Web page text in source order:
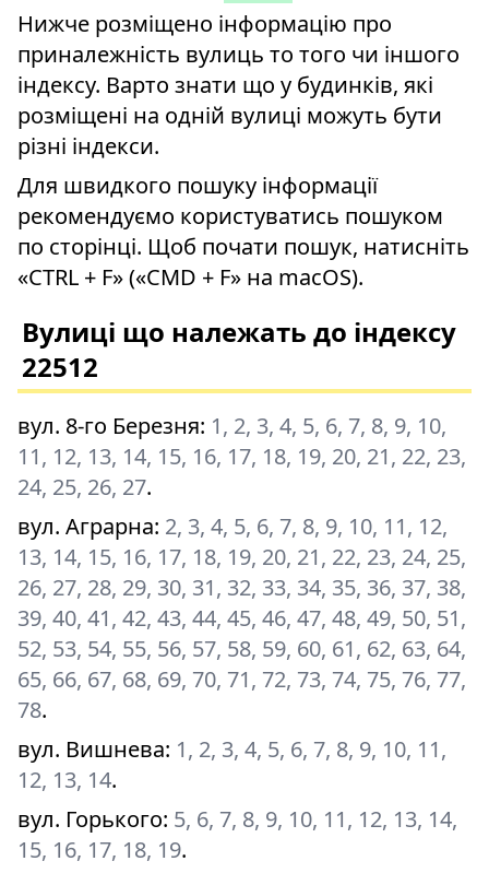
Нижче розміщено інформацію про
приналежність вулиць то того чи іншого
індексу. Варто знати що у будинків, які
розміщені на одній вулиці можуть бути
різні індекси.
Для швидкого пошуку інформації
рекомендуємо користуватись пошуком
по сторінці. Щоб почати пошук, натисніть
«CTRL + F» («CMD + F» на macOS).
Вулиці що належать до індексу
22512
вул. 8-го Березня: 1, 2, 3, 4, 5, 6, 7, 8, 9, 10,
11, 12, 13, 14, 15, 16, 17, 18, 19, 20, 21, 22, 23,
24, 25, 26, 27.
вул. Аграрна: 2, 3, 4, 5, 6, 7, 8, 9, 10, 11, 12,
13, 14, 15, 16, 17, 18, 19, 20, 21, 22, 23, 24, 25,
26, 27, 28, 29, 30, 31, 32, 33, 34, 35, 36, 37, 38,
39, 40, 41, 42, 43, 44, 45, 46, 47, 48, 49, 50, 51,
52, 53, 54, 55, 56, 57, 58, 59, 60, 61, 62, 63, 64,
65, 66, 67, 68, 69, 70, 71, 72, 73, 74, 75, 76, 77,
78.
вул. Вишнева: 1, 2, 3, 4, 5, 6, 7, 8, 9, 10, 11,
12, 13, 14.
вул. Горького: 5, 6, 7, 8, 9, 10, 11, 12, 13, 14,
15, 16, 17, 18, 19.